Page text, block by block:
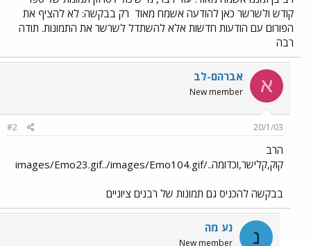
קודש ולשרשר כאן להודעה אשמח מאוד רק בבקשה: לא להציף את
הפורום עם הודעות חדשות אלא להשתדל לשרשר את התמונות. תודה
רבה
א אברהם-לב
New member
20/1/03
#2
הרב
קוק,קלישר,וכדומה../images/Emo23.gif../images/Emo104.gif
בבקשה להכניס גם תמונות של רבנים ציוניים
נ נע מה
New member